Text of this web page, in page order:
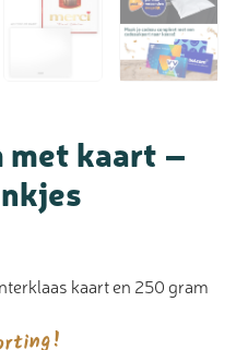
met kaart –
kaart en 250 gram